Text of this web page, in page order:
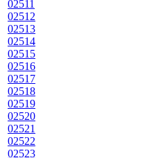
02511
02512
02513
02514
02515
02516
02517
02518
02519
02520
02521
02522
02523